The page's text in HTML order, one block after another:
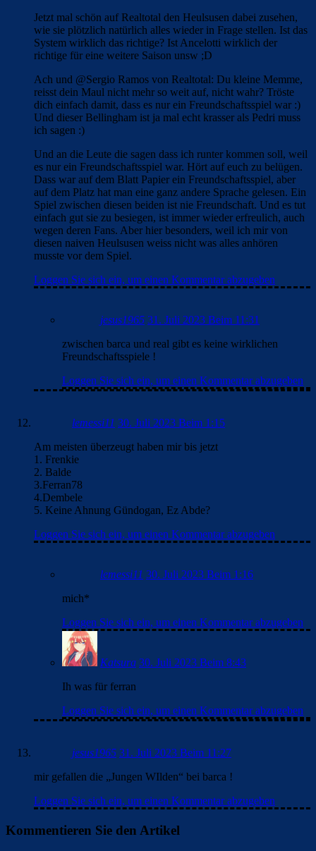
Jetzt mal schön auf Realtotal den Heulsusen dabei zusehen,
wie sie plötzlich natürlich alles wieder in Frage stellen. Ist das
System wirklich das richtige? Ist Ancelotti wirklich der
richtige für eine weitere Saison unsw ;D
Ach und @Sergio Ramos von Realtotal: Du kleine Memme,
reisst dein Maul nicht mehr so weit auf, nicht wahr? Tröste
dich einfach damit, dass es nur ein Freundschaftsspiel war :)
Und dieser Bellingham ist ja mal echt krasser als Pedri muss
ich sagen :)
Und an die Leute die sagen dass ich runter kommen soll, weil
es nur ein Freundschaftsspiel war. Hört auf euch zu belügen.
Dass war auf dem Blatt Papier ein Freundschaftsspiel, aber
auf dem Platz hat man eine ganz andere Sprache gelesen. Ein
Spiel zwischen diesen beiden ist nie Freundschaft. Und es tut
einfach gut sie zu besiegen, ist immer wieder erfreulich, auch
wegen deren Fans. Aber hier besonders, weil ich mir von
diesen naiven Heulsusen weiss nicht was alles anhören
musste vor dem Spiel.
Loggen Sie sich ein, um einen Kommentar abzugeben
jesus1965 31. Juli 2023 Beim 11:31
zwischen barca und real gibt es keine wirklichen
Freundschaftsspiele !
Loggen Sie sich ein, um einen Kommentar abzugeben
lemessi11 30. Juli 2023 Beim 1:15
Am meisten überzeugt haben mir bis jetzt
1. Frenkie
2. Balde
3.Ferran78
4.Dembele
5. Keine Ahnung Gündogan, Ez Abde?
Loggen Sie sich ein, um einen Kommentar abzugeben
lemessi11 30. Juli 2023 Beim 1:16
mich*
Loggen Sie sich ein, um einen Kommentar abzugeben
Katsura 30. Juli 2023 Beim 8:43
Ih was für ferran
Loggen Sie sich ein, um einen Kommentar abzugeben
jesus1965 31. Juli 2023 Beim 11:27
mir gefallen die „Jungen WIlden“ bei barca !
Loggen Sie sich ein, um einen Kommentar abzugeben
Kommentieren Sie den Artikel